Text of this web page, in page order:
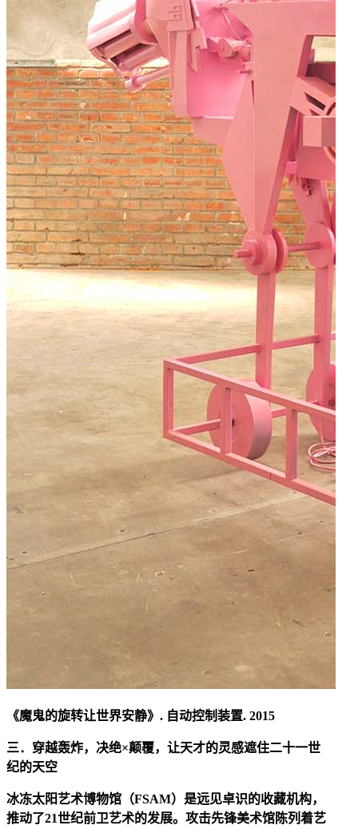
《魔鬼的旋转让世界安静》. 自动控制装置. 2015
三．穿越轰炸，决绝×颠覆，让天才的灵感遮住二十一世
纪的天空
冰冻太阳艺术博物馆（FSAM）是远见卓识的收藏机构，
推动了21世纪前卫艺术的发展。攻击先锋美术馆陈列着艺